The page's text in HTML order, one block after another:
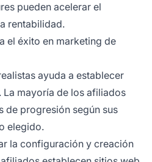
pueden acelerar el
rentabilidad.
el éxito en marketing de
ayuda a establecer
mayoría de los afiliados
de progresión según sus
elegido.
la configuración y creación